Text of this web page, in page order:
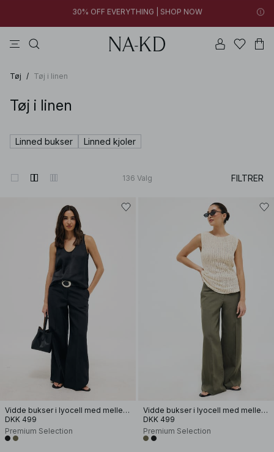
FINAL SALE | SHOP NOW
FINAL SALE | SHOP NOW
30% OFF EVERYTHING | SHOP NOW
Tøj / Tøj i linen
Tøj i linen
Linned bukser Linned kjoler
136 Valg FILTRER
Vidde bukser i lyocell med mellemhøj talje
DKK 499
Premium Selection
Vidde bukser i lyocell med mellemhøj talje
DKK 499
Premium Selection